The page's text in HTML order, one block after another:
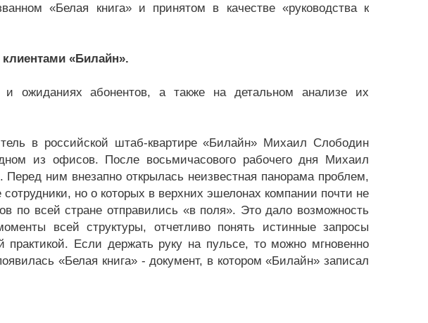
«Белая книга» и принятом в качестве «руководства к
«Билайн».
и ожиданиях абонентов, а также на детальном анализе их
в российской штаб-квартире «Билайн» Михаил Слободин
из офисов. После восьмичасового рабочего дня Михаил
ним внезапно открылась неизвестная панорама проблем,
но о которых в верхних эшелонах компании почти не
по всей стране отправились «в поля». Это дало возможность
всей структуры, отчетливо понять истинные запросы
практикой. Если держать руку на пульсе, то можно мгновенно
«Белая книга» - документ, в котором «Билайн» записал